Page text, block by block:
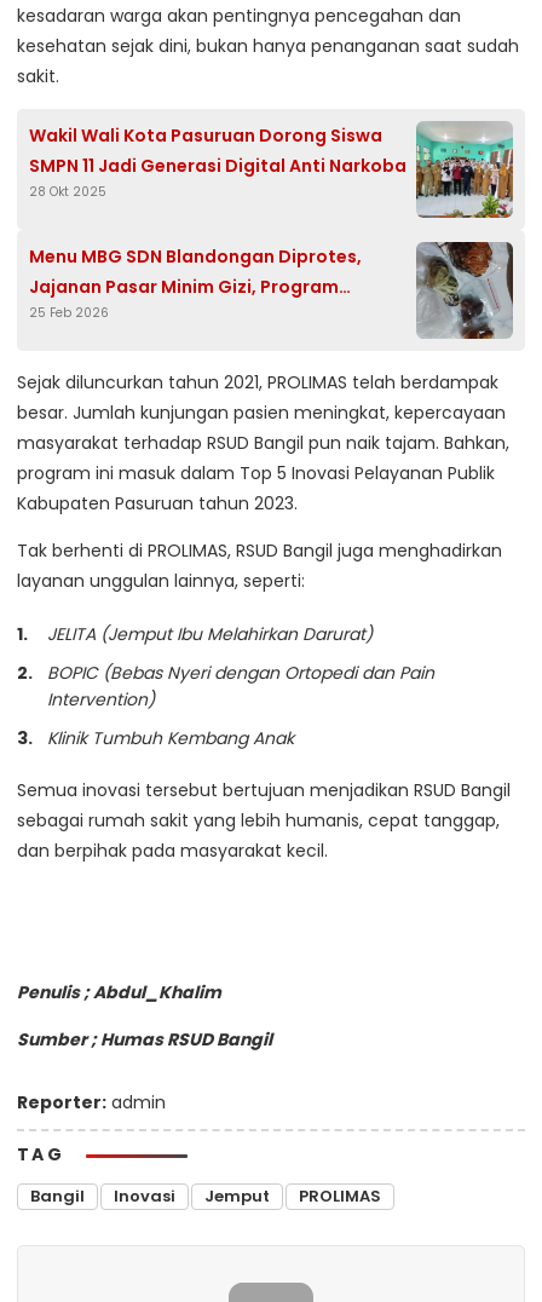
kesadaran warga akan pentingnya pencegahan dan
kesehatan sejak dini, bukan hanya penanganan saat sudah
sakit.
Wakil Wali Kota Pasuruan Dorong Siswa
SMPN 11 Jadi Generasi Digital Anti Narkoba
28 Okt 2025
Menu MBG SDN Blandongan Diprotes,
Jajanan Pasar Minim Gizi, Program
Terancam Gagal?
25 Feb 2026
Sejak diluncurkan tahun 2021, PROLIMAS telah berdampak
besar. Jumlah kunjungan pasien meningkat, kepercayaan
masyarakat terhadap RSUD Bangil pun naik tajam. Bahkan,
program ini masuk dalam Top 5 Inovasi Pelayanan Publik
Kabupaten Pasuruan tahun 2023.
Tak berhenti di PROLIMAS, RSUD Bangil juga menghadirkan
layanan unggulan lainnya, seperti:
JELITA (Jemput Ibu Melahirkan Darurat)
BOPIC (Bebas Nyeri dengan Ortopedi dan Pain
Intervention)
Klinik Tumbuh Kembang Anak
Semua inovasi tersebut bertujuan menjadikan RSUD Bangil
sebagai rumah sakit yang lebih humanis, cepat tanggap,
dan berpihak pada masyarakat kecil.
Penulis ; Abdul_Khalim
Sumber ; Humas RSUD Bangil
Reporter: admin
TAG
Bangil Inovasi Jemput PROLIMAS